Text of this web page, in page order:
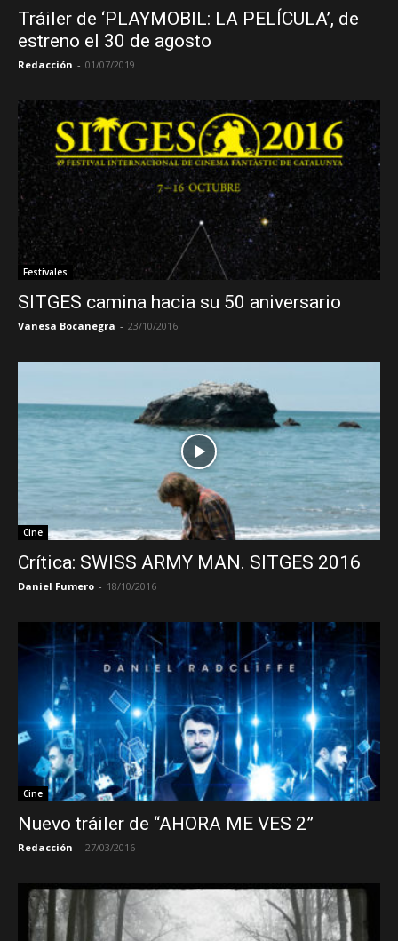
Tráiler de ‘PLAYMOBIL: LA PELÍCULA’, de
estreno el 30 de agosto
Redacción - 01/07/2019
Festivales
SITGES camina hacia su 50 aniversario
Vanesa Bocanegra - 23/10/2016
Cine
Crítica: SWISS ARMY MAN. SITGES 2016
Daniel Fumero - 18/10/2016
Cine
Nuevo tráiler de “AHORA ME VES 2”
Redacción - 27/03/2016